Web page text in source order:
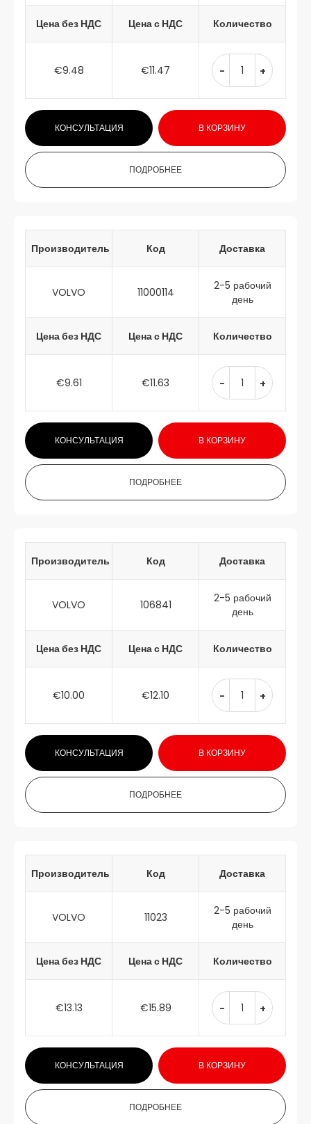
Цена без НДС Цена с НДС Количество
€9.48 €11.47 - +
КОНСУЛЬТАЦИЯ В КОРЗИНУ
ПОДРОБНЕЕ
Производитель Код Доставка
VOLVO 11000114
2-5 рабочий
день
Цена без НДС Цена с НДС Количество
€9.61 €11.63 - +
КОНСУЛЬТАЦИЯ В КОРЗИНУ
ПОДРОБНЕЕ
Производитель Код Доставка
VOLVO 106841
2-5 рабочий
день
Цена без НДС Цена с НДС Количество
€10.00 €12.10 - +
КОНСУЛЬТАЦИЯ В КОРЗИНУ
ПОДРОБНЕЕ
Производитель Код Доставка
VOLVO 11023
2-5 рабочий
день
Цена без НДС Цена с НДС Количество
€13.13 €15.89 - +
КОНСУЛЬТАЦИЯ В КОРЗИНУ
ПОДРОБНЕЕ